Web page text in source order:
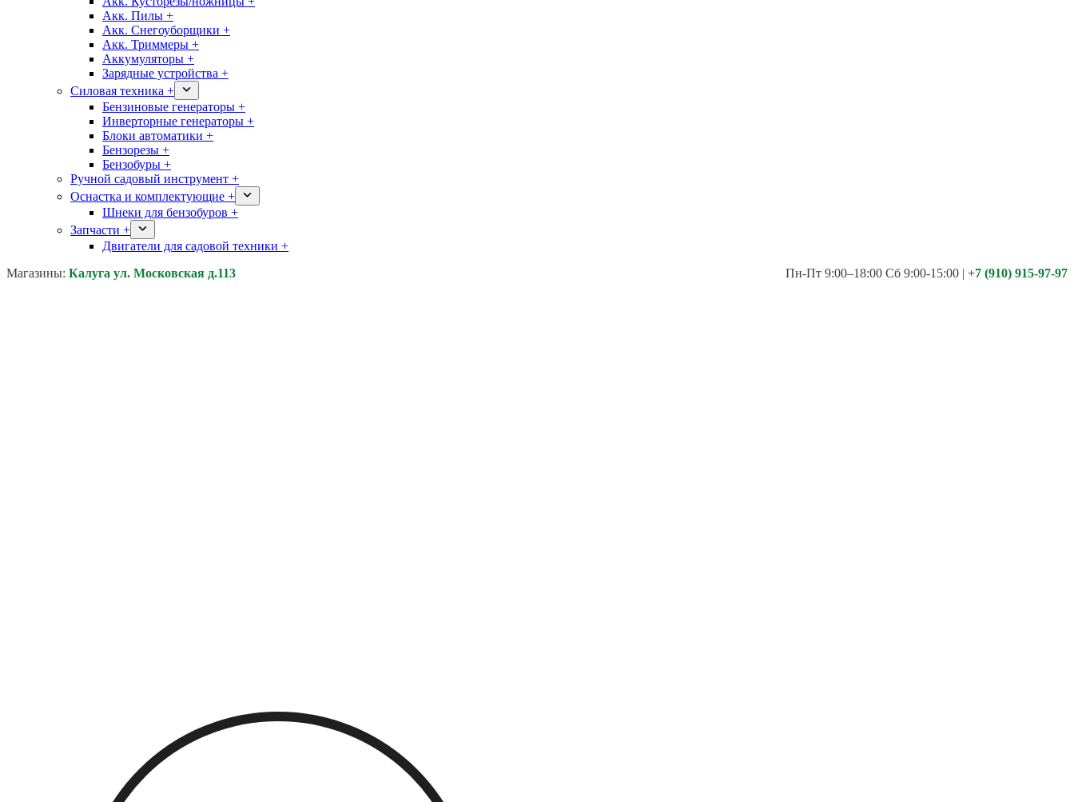
Акк. Пилы +
Акк. Снегоуборщики +
Акк. Триммеры +
Аккумуляторы +
Зарядные устройства +
Силовая техника +
Бензиновые генераторы +
Инверторные генераторы +
Блоки автоматики +
Бензорезы +
Бензобуры +
Ручной садовый инструмент +
Оснастка и комплектующие +
Шнеки для бензобуров +
Запчасти +
Двигатели для садовой техники +
Магазины: Калуга ул. Московская д.113 Пн-Пт 9:00–18:00 Сб 9:00-15:00 | +7 (910) 915-97-97